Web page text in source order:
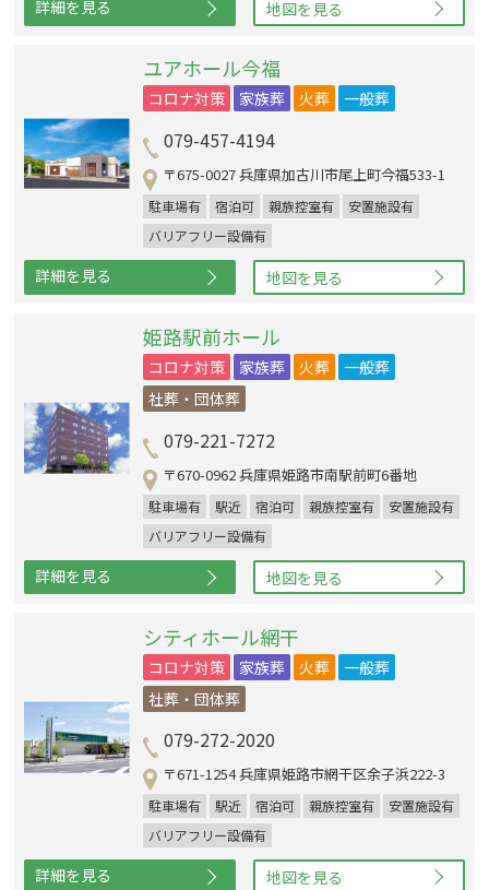
詳細を見る 地図を見る
ユアホール今福
コロナ対策 家族葬 火葬 一般葬
079-457-4194
〒675-0027 兵庫県加古川市尾上町今福533-1
駐車場有 宿泊可 親族控室有
安置施設有
バリアフリー設備有
詳細を見る 地図を見る
姫路駅前ホール
コロナ対策 家族葬 火葬
一般葬
社葬・団体葬
079-221-7272
〒670-0962 兵庫県姫路市南駅前町6番地
駐車場有 駅近 宿泊可 親族控室有
安置施設有
バリアフリー設備有
詳細を見る 地図を見る
シティホール網干
コロナ対策 家族葬 火葬
一般葬
社葬・団体葬
079-272-2020
〒671-1254 兵庫県姫路市網干区余子浜222-3
駐車場有 駅近 宿泊可 親族控室有
安置施設有
バリアフリー設備有
詳細を見る 地図を見る